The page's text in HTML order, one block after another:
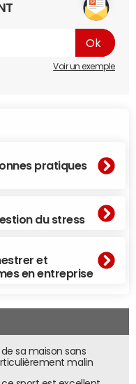
Voir un exemple
pratiques
du stress
et
en entreprise
sa maison sans
malin